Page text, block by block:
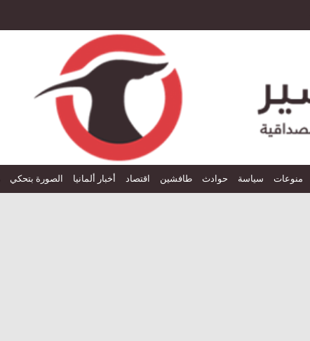
منوعات سياسة حوادث طافشين اقتصاد أخبار ألمانيا الصورة بتحكي